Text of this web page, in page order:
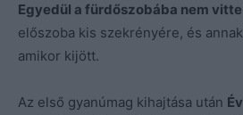
Egyedül a fürdőszobába nem
előszoba kis szekrényére, és
amikor kijött.
Az első gyanúmag kihajtása után